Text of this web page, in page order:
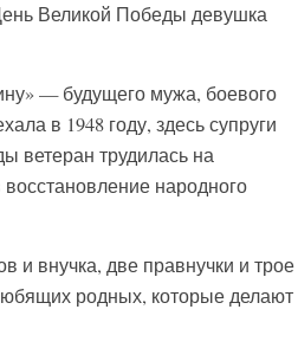
Великой Победы девушка
— будущего мужа, боевого
в 1948 году, здесь супруги
ветеран трудилась на
народного
и внучка, две правнучки и трое
родных, которые делают